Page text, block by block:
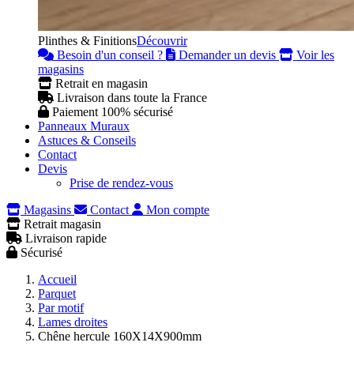
Plinthes & FinitionsDécouvrir
Besoin d'un conseil ?
Demander un devis
Voir les
magasins
Retrait en magasin
Livraison dans toute la France
Paiement 100% sécurisé
Panneaux Muraux
Astuces & Conseils
Contact
Devis
Prise de rendez-vous
Magasins
Contact
Mon compte
Retrait magasin
Livraison rapide
Sécurisé
Accueil
Parquet
Par motif
Lames droites
Chêne hercule 160X14X900mm